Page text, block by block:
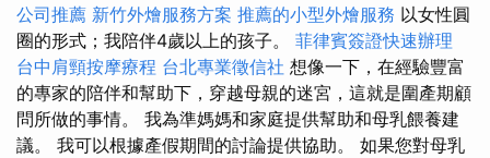
公司推薦 新竹外燴服務方案 推薦的小型外燴服務 以女性圓
圈的形式；我陪伴4歲以上的孩子。 菲律賓簽證快速辦理
台中肩頸按摩療程 台北專業徵信社 想像一下，在經驗豐富
的專家的陪伴和幫助下，穿越母親的迷宮，這就是圍產期顧
問所做的事情。 我為準媽媽和家庭提供幫助和母乳餵養建
議。 我可以根據產假期間的討論提供協助。 如果您對母乳